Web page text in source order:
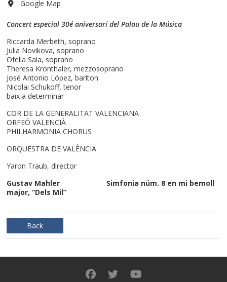
Google Map
Concert especial 30é aniversari del Palau de la Música
Riccarda Merbeth, soprano
Julia Novikova, soprano
Ofelia Sala, soprano
Theresa Kronthaler, mezzosoprano
José Antonio López, baríton
Nicolai Schukoff, tenor
baix a determinar
COR DE LA GENERALITAT VALENCIANA
ORFEÓ VALENCIÀ
PHILHARMONIA CHORUS
ORQUESTRA DE VALÈNCIA
Yaron Traub, director
Gustav Mahler Simfonia núm. 8 en mi bemoll
major, “Dels Mil”
Back